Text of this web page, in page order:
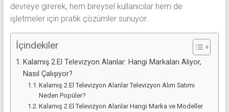
devreye girerek, hem bireysel kullanıcılar hem de
işletmeler için pratik çözümler sunuyor.
İçindekiler
Kalamış 2.El Televizyon Alanlar: Hangi Markaları Alıyor,
Nasıl Çalışıyor?
Kalamış 2.El Televizyon Alanlar Televizyon Alım Satımı
Neden Popüler?
Kalamış 2.El Televizyon Alanlar Hangi Marka ve Modeller